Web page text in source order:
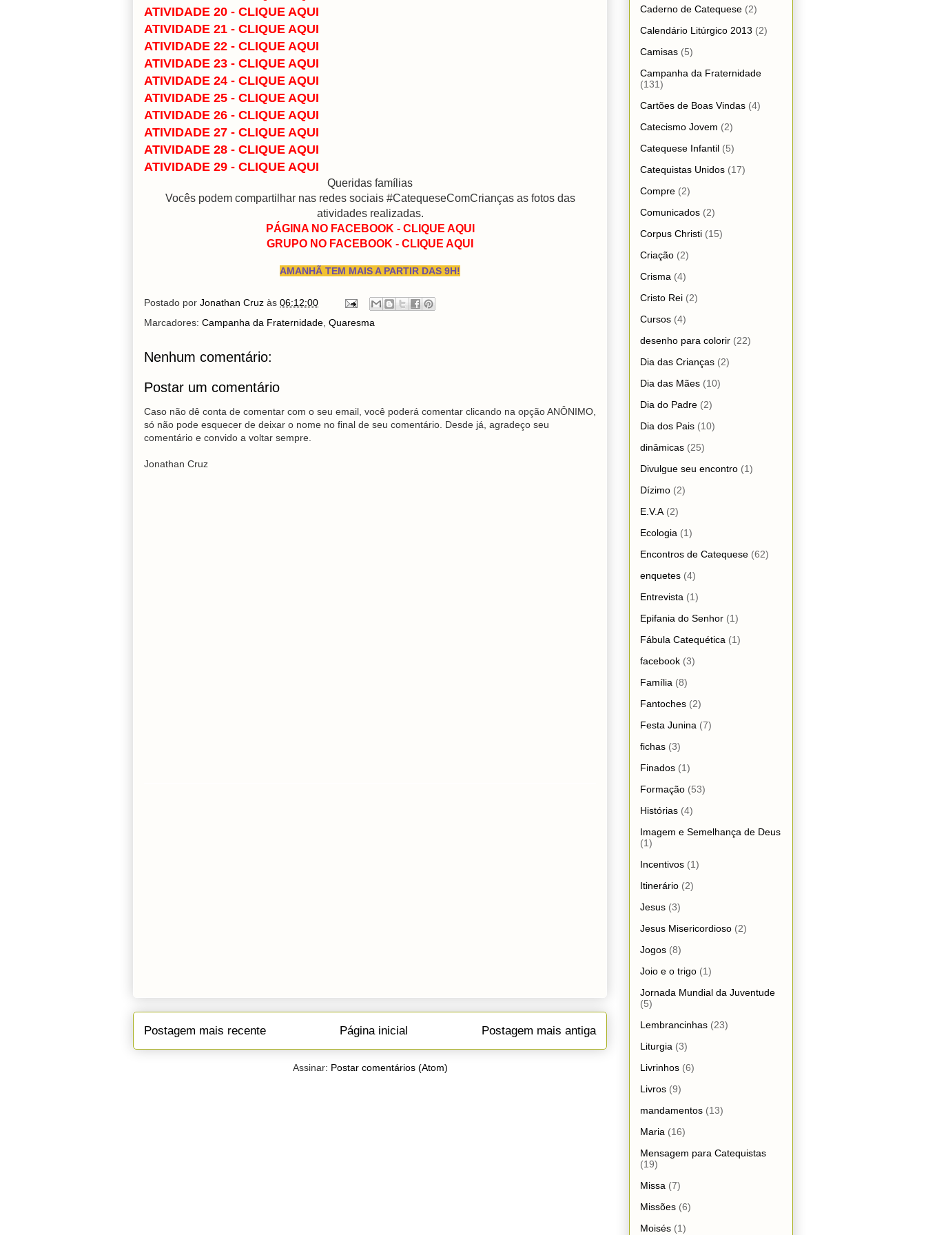
ATIVIDADE 20 - CLIQUE AQUI
ATIVIDADE 21 - CLIQUE AQUI
ATIVIDADE 22 - CLIQUE AQUI
ATIVIDADE 23 - CLIQUE AQUI
ATIVIDADE 24 - CLIQUE AQUI
ATIVIDADE 25 - CLIQUE AQUI
ATIVIDADE 26 - CLIQUE AQUI
ATIVIDADE 27 - CLIQUE AQUI
ATIVIDADE 28 - CLIQUE AQUI
ATIVIDADE 29 - CLIQUE AQUI
Queridas famílias
Vocês podem compartilhar nas redes sociais #CatequeseComCrianças as fotos das
atividades realizadas.
PÁGINA NO FACEBOOK - CLIQUE AQUI
GRUPO NO FACEBOOK - CLIQUE AQUI
AMANHÃ TEM MAIS A PARTIR DAS 9H!
Postado por Jonathan Cruz às 06:12:00
Marcadores: Campanha da Fraternidade Quaresma
Nenhum comentário:
Postar um comentário
Caso não dê conta de comentar com o seu email, você poderá comentar clicando na opção ANÔNIMO,
só não pode esquecer de deixar o nome no final de seu comentário. Desde já, agradeço seu
comentário e convido a voltar sempre.
Jonathan Cruz
Postagem mais recente Postagem mais antiga
Página inicial
Assinar: Postar comentários (Atom)
Caderno de Catequese (2)
Calendário Litúrgico 2013 (2)
Camisas (5)
Campanha da Fraternidade
(131)
Cartões de Boas Vindas (4)
Catecismo Jovem (2)
Catequese Infantil (5)
Catequistas Unidos (17)
Compre (2)
Comunicados (2)
Corpus Christi (15)
Criação (2)
Crisma (4)
Cristo Rei (2)
Cursos (4)
desenho para colorir (22)
Dia das Crianças (2)
Dia das Mães (10)
Dia do Padre (2)
Dia dos Pais (10)
dinâmicas (25)
Divulgue seu encontro (1)
Dízimo (2)
E.V.A (2)
Ecologia (1)
Encontros de Catequese (62)
enquetes (4)
Entrevista (1)
Epifania do Senhor (1)
Fábula Catequética (1)
facebook (3)
Família (8)
Fantoches (2)
Festa Junina (7)
fichas (3)
Finados (1)
Formação (53)
Histórias (4)
Imagem e Semelhança de Deus
(1)
Incentivos (1)
Itinerário (2)
Jesus (3)
Jesus Misericordioso (2)
Jogos (8)
Joio e o trigo (1)
Jornada Mundial da Juventude
(5)
Lembrancinhas (23)
Liturgia (3)
Livrinhos (6)
Livros (9)
mandamentos (13)
Maria (16)
Mensagem para Catequistas
(19)
Missa (7)
Missões (6)
Moisés (1)